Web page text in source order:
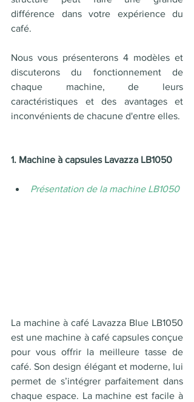
différence dans votre expérience du
café.
Nous vous présenterons 4 modèles et
discuterons du fonctionnement de
chaque machine, de leurs
caractéristiques et des avantages et
inconvénients de chacune d'entre elles.
1. Machine à capsules Lavazza LB1050
Présentation de la machine LB1050
La machine à café Lavazza Blue LB1050
est une machine à café capsules conçue
pour vous offrir la meilleure tasse de
café. Son design élégant et moderne, lui
permet de s’intégrer parfaitement dans
chaque espace. La machine est facile à